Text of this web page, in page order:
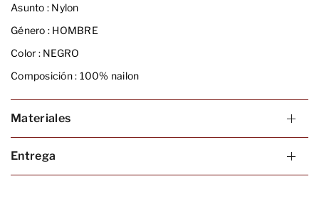
Asunto : Nylon
Género : HOMBRE
Color :NEGRO
Composición : 100% nailon
Materiales
Entrega